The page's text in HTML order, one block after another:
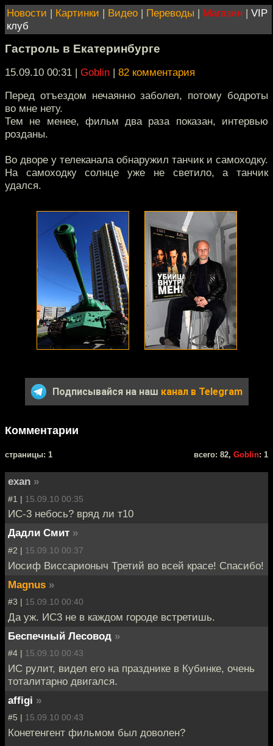
Новости | Картинки | Видео | Переводы | Магазин | VIP
клуб
Гастроль в Екатеринбурге
15.09.10 00:31 | Goblin | 82 комментария
Перед отъездом нечаянно заболел, потому бодроты
во мне нету.
Тем не менее, фильм два раза показан, интервью
розданы.
Во дворе у телеканала обнаружил танчик и самоходку.
На самоходку солнце уже не светило, а танчик
удался.
Подписывайся на наш канал в Telegram
Комментарии
cтраницы: 1 всего: 82, Goblin: 1
exan »
#1 | 15.09.10 00:35
ИС-3 небось? вряд ли т10
Дадли Смит »
#2 | 15.09.10 00:37
Иосиф Виссарионыч Третий во всей красе! Спасибо!
Magnus »
#3 | 15.09.10 00:40
Да уж. ИС3 не в каждом городе встретишь.
Беспечный Лесовод »
#4 | 15.09.10 00:43
ИС рулит, видел его на празднике в Кубинке, очень
тоталитарно двигался.
affigi »
#5 | 15.09.10 00:43
Конетенгент фильмом был доволен?